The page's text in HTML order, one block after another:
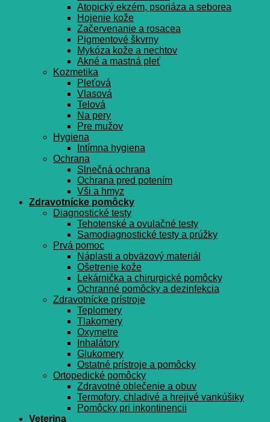
Atopický ekzém, psoriáza a seborea
Hojenie kože
Začervenanie a rosacea
Pigmentové škvrny
Mykóza kože a nechtov
Akné a mastná pleť
Kozmetika
Pleťová
Vlasová
Telová
Na pery
Pre mužov
Hygiena
Intímna hygiena
Ochrana
Slnečná ochrana
Ochrana pred potením
Vši a hmyz
Zdravotnícke pomôcky
Diagnostické testy
Tehotenské a ovulačné testy
Samodiagnostické testy a prúžky
Prvá pomoc
Náplasti a obväzový materiál
Ošetrenie kože
Lekárnička a chirurgické pomôcky
Ochranné pomôcky a dezinfekcia
Zdravotnícke prístroje
Teplomery
Tlakomery
Oxymetre
Inhalátory
Glukomery
Ostatné prístroje a pomôcky
Ortopedické pomôcky
Zdravotné oblečenie a obuv
Termofory, chladivé a hrejivé vankúšiky
Pomôcky pri inkontinencii
Veterina